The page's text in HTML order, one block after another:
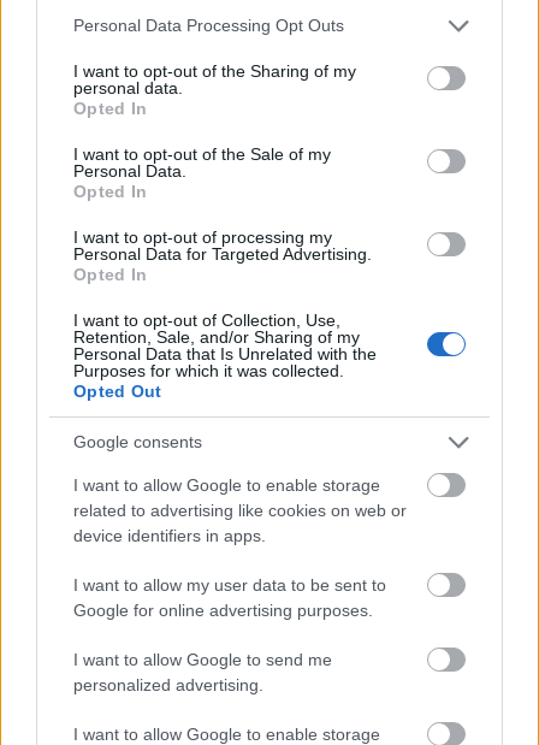
Please note that this website/app uses one or more Google
not limited to your visit or usage behaviour. You may click to
grant or deny consent to Google and its third-party tags to
use your data for below specified purposes in below Google
consent section.
Personal Data Processing Opt Outs
I want to opt-out of the Sharing of my
personal data.
Opted In
I want to opt-out of the Sale of my
Personal Data.
Opted In
I want to opt-out of processing my
Personal Data for Targeted Advertising.
Opted In
I want to opt-out of Collection, Use,
Retention, Sale, and/or Sharing of my
Personal Data that Is Unrelated with the
Purposes for which it was collected.
Opted Out
Google consents
I want to allow Google to enable storage
related to advertising like cookies on web or
device identifiers in apps.
I want to allow my user data to be sent to
Google for online advertising purposes.
I want to allow Google to send me
personalized advertising.
I want to allow Google to enable storage
Hogyan működik?Tegyük fel, hogy épp egy
születésnapi meghívót szerkesztesz, és kellene rá egy
„cuki kutyus tortával”. A Canva bal oldali menüjében
rákattintasz az MI-generátorra, beírod, és a kész
képet azonnal ráhúzhatod a meghívódra.
akarnak, hanemhasználniis akarják azt valamiben.
Ha gyorsan kell egy grafikai elem egy poszterhez, ez
a leghatékonyabb megoldás.
Midjourney: A különc zseni
Ha a Bing a megbízható iparos, a Midjourney a
kócos, művészlelkű zseni, aki egy eldugott
műteremben alkot. Kicsit nehezebb vele szót érteni,
festményszerűek és művésziek. Jelenleg talán a
legszebb képeket alkotó MI, de van egy trükkje: egy
nevű csevegőalkalmazáson keresztül
működik. Ez elsőre ijesztő lehet az
átlagfelhasználónak, mert olyan, mintha egy zsúfolt
csetszobában kellene parancsokat osztogatnod.